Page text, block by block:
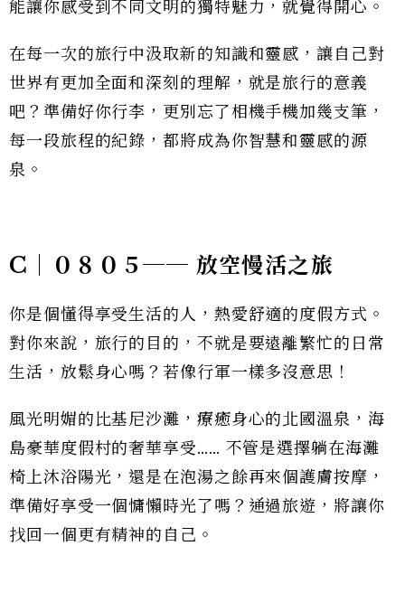
能讓你感受到不同文明的獨特魅力，就覺得開心。
在每一次的旅行中汲取新的知識和靈感，讓自己對
世界有更加全面和深刻的理解，就是旅行的意義
吧？準備好你行李，更別忘了相機手機加幾支筆，
每一段旅程的紀錄，都將成為你智慧和靈感的源
泉。
C｜０８０５── 放空慢活之旅
你是個懂得享受生活的人，熱愛舒適的度假方式。
對你來說，旅行的目的，不就是要遠離繁忙的日常
生活，放鬆身心嗎？若像行軍一樣多沒意思！
風光明媚的比基尼沙灘，療癒身心的北國溫泉，海
島豪華度假村的奢華享受…… 不管是選擇躺在海灘
椅上沐浴陽光，還是在泡湯之餘再來個護膚按摩，
準備好享受一個慵懶時光了嗎？通過旅遊，將讓你
找回一個更有精神的自己。